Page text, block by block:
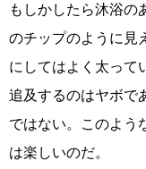
もしかしたら沐浴の
のチップのように見
にしてはよく太って
追及するのはヤボで
ではない。このよう
は楽しいのだ。